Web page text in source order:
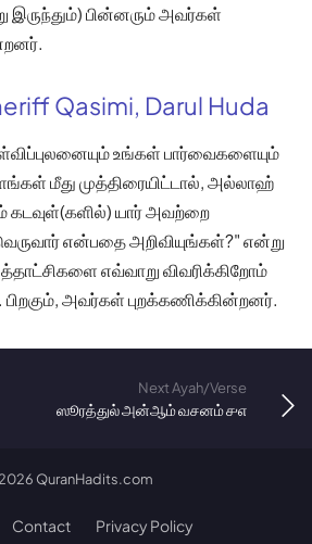
இருந்தும்) பின்னரும் அவர்கள்
Qasimi, Darul Huda
உங்கள் பார்வைகளையும்
மீது முத்திரையிட்டால், அல்லாஹ்
யார் அவற்றை
என்பதை அறிவியுங்கள்?" என்று
எவ்வாறு விவரிக்கிறோம்
அவர்கள் புறக்கணிக்கின்றனர்.
Next Ayah/Verse
ஸூரத்துல் அன்ஆம் வசனம் ௪௭
QuranHadits.com
Contact Privacy Policy